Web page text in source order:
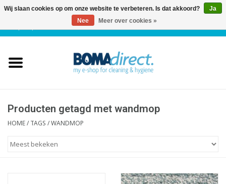
Klantenservice
Producten getagd met wandmop
HOME/TAGS /WANDMOP
Wij slaan cookies op om onze website te verbeteren. Is dat akkoord?
Ja
Nee
Meer over cookies »